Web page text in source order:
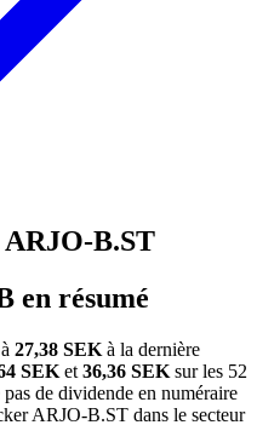
ARJO-B.ST
en résumé
27,38 SEK à la dernière
SEK et 36,36 SEK sur les 52
de dividende en numéraire
ARJO-B.ST dans le secteur